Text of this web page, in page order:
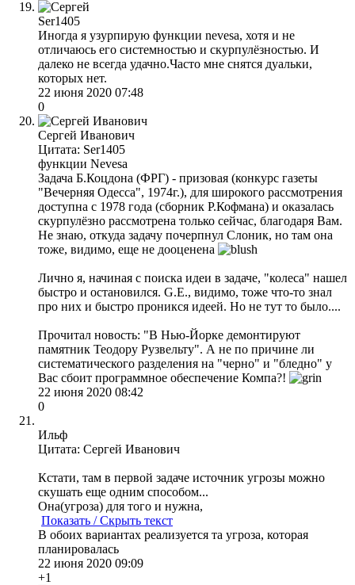
Ser1405
Иногда я узурпирую функции nevesa, хотя и не
отличаюсь его системностью и скурпулёзностью. И
далеко не всегда удачно.Часто мне снятся дуальки,
которых нет.
22 июня 2020 07:48
0
Сергей Иванович
Цитата: Ser1405
функции Nevesa
Задача Б.Коцдона (ФРГ) - призовая (конкурс газеты
"Вечерняя Одесса", 1974г.), для широкого рассмотрения
доступна с 1978 года (сборник Р.Кофмана) и оказалась
скурпулёзно рассмотрена только сейчас, благодаря Вам.
Не знаю, откуда задачу почерпнул Слоник, но там она
тоже, видимо, еще не дооценена
Лично я, начиная с поиска идеи в задаче, "колеса" нашел
быстро и остановился. G.E., видимо, тоже что-то знал
про них и быстро проникся идеей. Но не тут то было....
Прочитал новость: "В Нью-Йорке демонтируют
памятник Теодору Рузвельту". А не по причине ли
систематического разделения на "черно" и "бледно" у
Вас сбоит программное обеспечение Компа?!
22 июня 2020 08:42
0
Ильф
Цитата: Сергей Иванович
Кстати, там в первой задаче источник угрозы можно
скушать еще одним способом...
Она(угроза) для того и нужна,
Показать / Скрыть текст
В обоих вариантах реализуется та угроза, которая
планировалась
22 июня 2020 09:09
+1